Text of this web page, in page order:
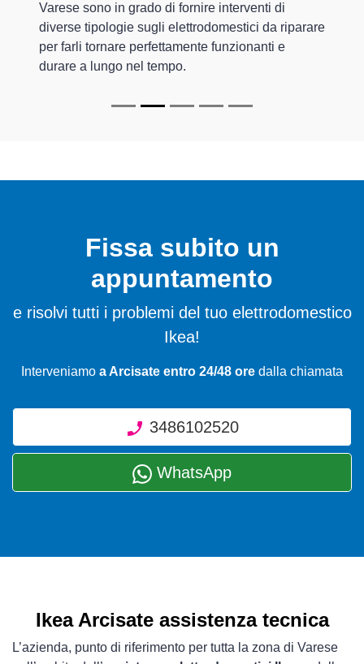
Varese sono in grado di fornire interventi di
diverse tipologie sugli elettrodomestici da riparare
per farli tornare perfettamente funzionanti e
durare a lungo nel tempo.
Fissa subito un
appuntamento
e risolvi tutti i problemi del tuo elettrodomestico
Ikea!
Interveniamo a Arcisate entro 24/48 ore dalla chiamata
3486102520
WhatsApp
Ikea Arcisate assistenza tecnica
L’azienda, punto di riferimento per tutta la zona di Varese